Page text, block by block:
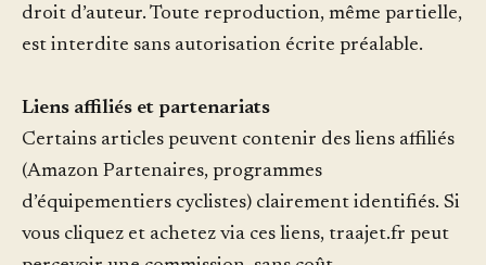
droit d’auteur. Toute reproduction, même partielle,
est interdite sans autorisation écrite préalable.
Liens affiliés et partenariats
Certains articles peuvent contenir des liens affiliés
(Amazon Partenaires, programmes
d’équipementiers cyclistes) clairement identifiés. Si
vous cliquez et achetez via ces liens, traajet.fr peut